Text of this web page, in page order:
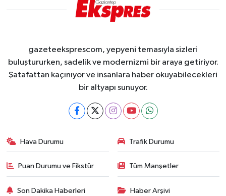
gazeteeksprescom, yepyeni temasıyla sizleri
buluştururken, sadelik ve modernizmi bir araya getiriyor.
Şatafattan kaçınıyor ve insanlara haber okuyabilecekleri
bir altyapı sunuyor.
Hava Durumu Trafik Durumu
Puan Durumu ve Fikstür Tüm Manşetler
Son Dakika Haberleri Haber Arşivi